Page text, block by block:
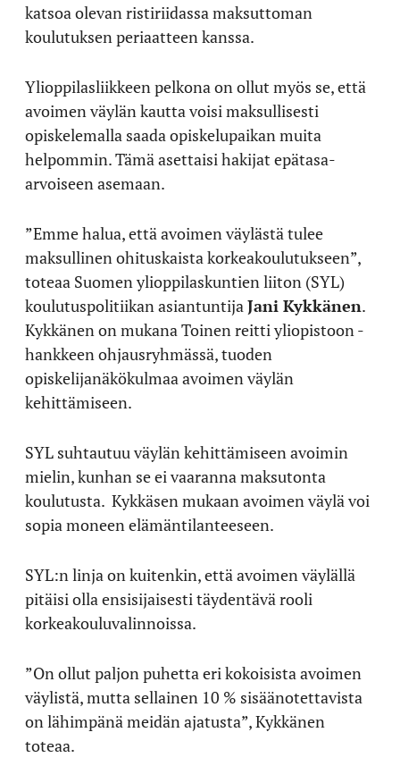
katsoa olevan ristiriidassa maksuttoman
koulutuksen periaatteen kanssa.
Ylioppilasliikkeen pelkona on ollut myös se, että
avoimen väylän kautta voisi maksullisesti
opiskelemalla saada opiskelupaikan muita
helpommin. Tämä asettaisi hakijat epätasa-
arvoiseen asemaan.
”Emme halua, että avoimen väylästä tulee
maksullinen ohituskaista korkeakoulutukseen”,
toteaa Suomen ylioppilaskuntien liiton (SYL)
koulutuspolitiikan asiantuntijaJani Kykkänen.
Kykkänen on mukana Toinen reitti yliopistoon -
hankkeen ohjausryhmässä, tuoden
opiskelijanäkökulmaa avoimen väylän
kehittämiseen.
SYL suhtautuu väylän kehittämiseen avoimin
mielin, kunhan se ei vaaranna maksutonta
koulutusta. Kykkäsen mukaan avoimen väylä voi
sopia moneen elämäntilanteeseen.
SYL:n linja on kuitenkin, että avoimen väylällä
pitäisi olla ensisijaisesti täydentävä rooli
korkeakouluvalinnoissa.
”On ollut paljon puhetta eri kokoisista avoimen
väylistä, mutta sellainen 10 % sisäänotettavista
on lähimpänä meidän ajatusta”, Kykkänen
toteaa.